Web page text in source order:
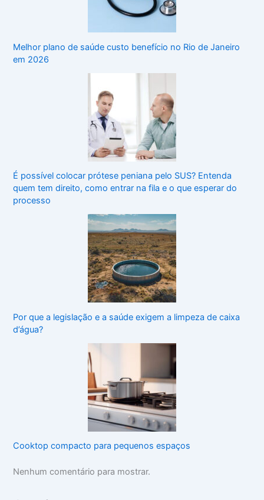
Melhor plano de saúde custo benefício no Rio de Janeiro
em 2026
É possível colocar prótese peniana pelo SUS? Entenda
quem tem direito, como entrar na fila e o que esperar do
processo
Por que a legislação e a saúde exigem a limpeza de caixa
d’água?
Cooktop compacto para pequenos espaços
Nenhum comentário para mostrar.